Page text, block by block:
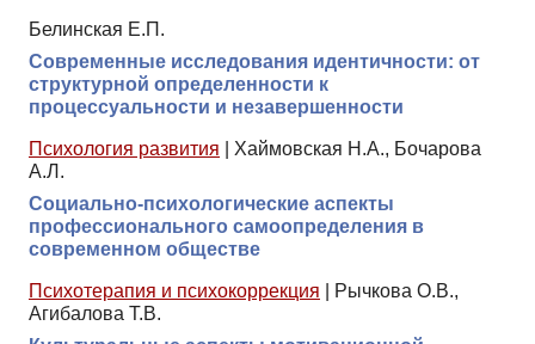
Белинская Е.П.
Современные исследования идентичности: от
структурной определенности к
процессуальности и незавершенности
Психология развития
Хаймовская Н.А., Бочарова
А.Л.
Социально-психологические аспекты
профессионального самоопределения в
современном обществе
Психотерапия и психокоррекция
Рычкова О.В.,
Агибалова Т.В.